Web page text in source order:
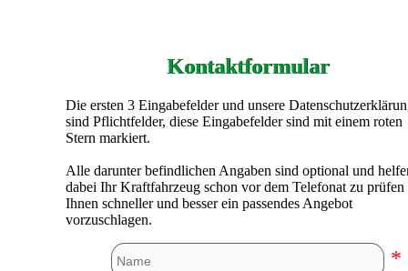
Kontaktformular
Die ersten 3 Eingabefelder und unsere
sind Pflichtfelder, diese Eingabefelder sind mit einem roten
Stern markiert.
Alle darunter befindlichen Angaben sind optional und
dabei Ihr Kraftfahrzeug schon vor dem Telefonat zu prüfen
Ihnen schneller und besser ein passendes Angebot
vorzuschlagen.
*